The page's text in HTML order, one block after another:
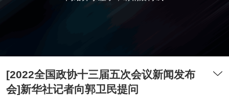
[2022全国政协十三届五次会议新闻发布
会]新华社记者向郭卫民提问